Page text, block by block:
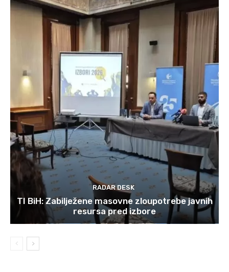
RADAR DESK
TI BiH: Zabilježene masovne zloupotrebe javnih
resursa pred izbore